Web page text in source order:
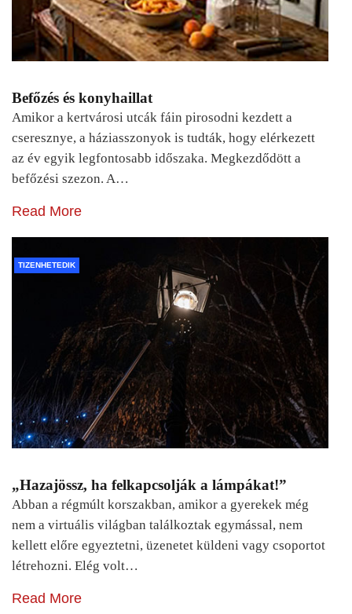
Befőzés és konyhaillat
Amikor a kertvárosi utcák fáin pirosodni kezdett a
cseresznye, a háziasszonyok is tudták, hogy elérkezett
az év egyik legfontosabb időszaka. Megkezdődött a
befőzési szezon. A…
Read More
TIZENHETEDIK
„Hazajössz, ha felkapcsolják a lámpákat!”
Abban a régmúlt korszakban, amikor a gyerekek még
nem a virtuális világban találkoztak egymással, nem
kellett előre egyeztetni, üzenetet küldeni vagy csoportot
létrehozni. Elég volt…
Read More